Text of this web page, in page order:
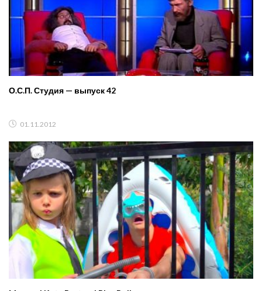
О.С.П. Студия — выпуск 42
01.11.2012